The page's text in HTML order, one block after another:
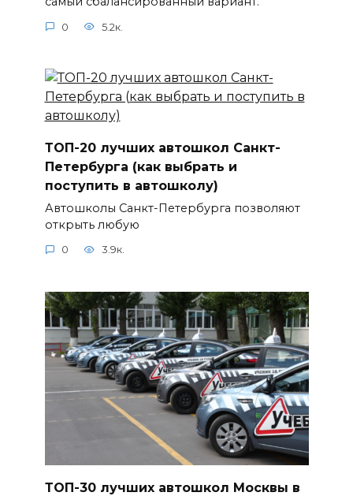
0 5.2к.
ТОП-20 лучших автошкол Санкт-
Петербурга (как выбрать и
поступить в автошколу)
Автошколы Санкт-Петербурга позволяют
открыть любую
0 3.9к.
ТОП-30 лучших автошкол Москвы в